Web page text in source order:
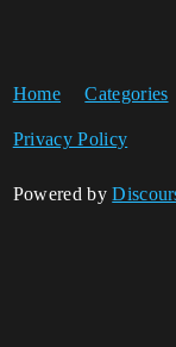
Home Categories
Privacy Policy
Powered by